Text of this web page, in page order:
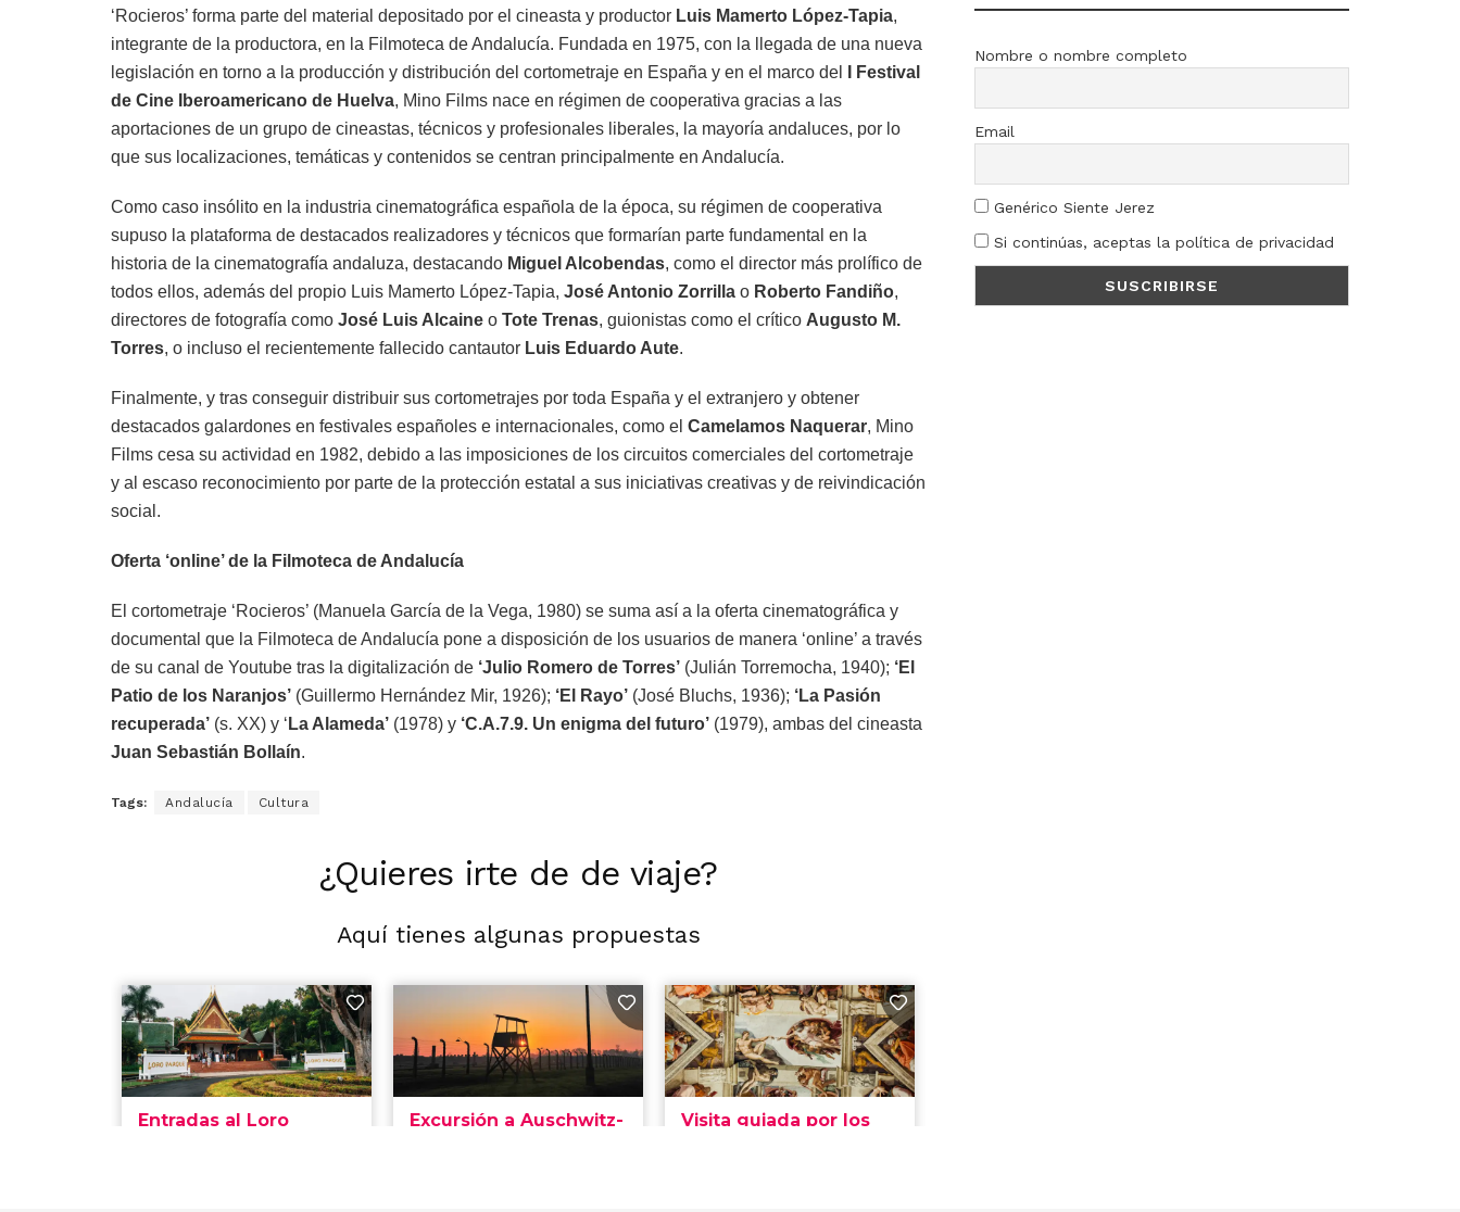
‘Rocieros’ forma parte del material depositado por el cineasta y productor Luis Mamerto López-Tapia,
integrante de la productora, en la Filmoteca de Andalucía. Fundada en 1975, con la llegada de una nueva
legislación en torno a la producción y distribución del cortometraje en España y en el marco del
I Festival
de Cine Iberoamericano de Huelva, Mino Films nace en régimen de cooperativa gracias a las
aportaciones de un grupo de cineastas, técnicos y profesionales liberales, la mayoría andaluces, por lo
que sus localizaciones, temáticas y contenidos se centran principalmente en Andalucía.
Como caso insólito en la industria cinematográfica española de la época, su régimen de cooperativa
supuso la plataforma de destacados realizadores y técnicos que formarían parte fundamental en la
historia de la cinematografía andaluza, destacando Miguel Alcobendas, como el director más prolífico de
todos ellos, además del propio Luis Mamerto López-Tapia, José Antonio Zorrilla o Roberto Fandiño,
directores de fotografía como José Luis Alcaine o Tote Trenas, guionistas como el crítico Augusto M.
Torres, o incluso el recientemente fallecido cantautor Luis Eduardo Aute.
Finalmente, y tras conseguir distribuir sus cortometrajes por toda España y el extranjero y obtener
destacados galardones en festivales españoles e internacionales, como el Camelamos Naquerar, Mino
Films cesa su actividad en 1982, debido a las imposiciones de los circuitos comerciales del cortometraje
y al escaso reconocimiento por parte de la protección estatal a sus iniciativas creativas y de reivindicación
social.
Oferta ‘online’ de la Filmoteca de Andalucía
El cortometraje ‘Rocieros’ (Manuela García de la Vega, 1980) se suma así a la oferta cinematográfica y
documental que la Filmoteca de Andalucía pone a disposición de los usuarios de manera ‘online’ a través
de su canal de Youtube tras la digitalización de ‘Julio Romero de Torres’ (Julián Torremocha, 1940); ‘El
Patio de los Naranjos’ (Guillermo Hernández Mir, 1926); ‘El Rayo’ (José Bluchs, 1936); ‘La Pasión
recuperada’ (s. XX) y ‘ La Alameda’ (1978) y ‘C.A.7.9. Un enigma del futuro’ (1979), ambas del cineasta
Juan Sebastián Bollaín.
Tags: Andalucía Cultura
¿Quieres irte de de viaje?
Aquí tienes algunas propuestas
Nombre o nombre completo
Email
Genérico Siente Jerez
Si continúas, aceptas la política de privacidad